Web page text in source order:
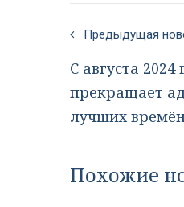
Предыдущая
С августа
прекращает
лучших
Похожие